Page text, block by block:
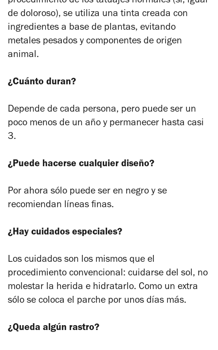
de doloroso), se utiliza una tinta creada con
ingredientes a base de plantas, evitando
metales pesados y componentes de origen
animal.
¿Cuánto duran?
Depende de cada persona, pero puede ser un
poco menos de un año y permanecer hasta casi
3.
¿Puede hacerse cualquier diseño?
Por ahora sólo puede ser en negro y se
recomiendan líneas finas.
¿Hay cuidados especiales?
Los cuidados son los mismos que el
procedimiento convencional: cuidarse del sol, no
molestar la herida e hidratarlo. Como un extra
sólo se coloca el parche por unos días más.
¿Queda algún rastro?